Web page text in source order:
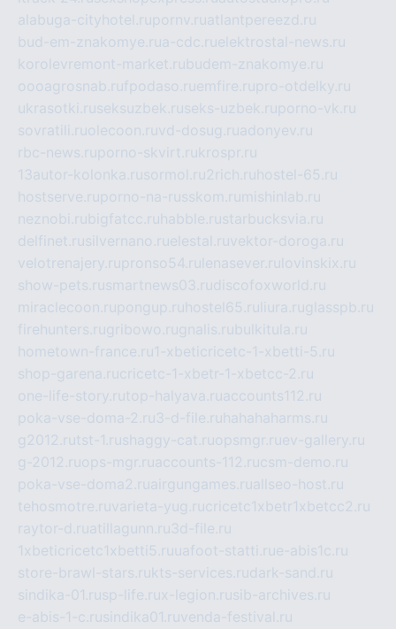
alabuga-cityhotel.rupornv.ruatlantpereezd.ru
bud-em-znakomye.rua-cdc.ruelektrostal-news.ru
korolevremont-market.rubudem-znakomye.ru
oooagrosnab.rufpodaso.ruemfire.rupro-otdelky.ru
ukrasotki.ruseksuzbek.ruseks-uzbek.ruporno-vk.ru
sovratili.ruolecoon.ruvd-dosug.ruadonyev.ru
rbc-news.ruporno-skvirt.rukrospr.ru
13autor-kolonka.rusormol.ru2rich.ru hostel-65.ru
hostserve.ruporno-na-russkom.ru mishinlab.ru
neznobi.rubigfatcc.ru habble.rustarbucksvia.ru
delfinet.rusilvernano.ruelestal.ruvektor-doroga.ru
velotrenajery.rupronso54.ru lenasever.ru lovinskix.ru
show-pets.rusmartnews03.rudiscofoxworld.ru
miraclecoon.rupongup.ru hostel65.ru liura.ruglasspb.ru
firehunters.rugribowo.rugnalis.rubulkitula.ru
hometown-france.ru1-xbeticricetc-1-xbetti-5.ru
shop-garena.rucricetc-1-xbetr-1-xbetcc-2.ru
one-life-story.rutop-halyava.ruaccounts112.ru
poka-vse-doma-2.ru3-d-file.ru hahahaharms.ru
g2012.rutst-1.rushaggy-cat.ruopsmgr.ruev-gallery.ru
g-2012.ruops-mgr.ruaccounts-112.rucsm-demo.ru
poka-vse-doma2.ruairgungames.ruallseo-host.ru
tehosmotre.ruvarieta-yug.rucricetc1xbetr1xbetcc2.ru
raytor-d.ruatillagunn.ru3d-file.ru
1xbeticricetc1xbetti5.ruuafoot-statti.rue-abis1c.ru
store-brawl-stars.rukts-services.rudark-sand.ru
sindika-01.rusp-life.rux-legion.rusib-archives.ru
e-abis-1-c.rusindika01.ruvenda-festival.ru